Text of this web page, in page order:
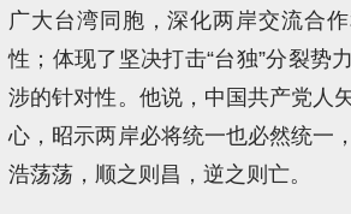
广大台湾同胞，深化两岸交流合
性；体现了坚决打击“台独”分裂势
涉的针对性。他说，中国共产党人
心，昭示两岸必将统一也必然统一
浩荡荡，顺之则昌，逆之则亡。